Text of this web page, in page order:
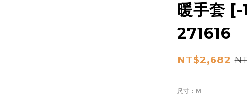
暖手套
271616
NT$2,682
尺寸 : M